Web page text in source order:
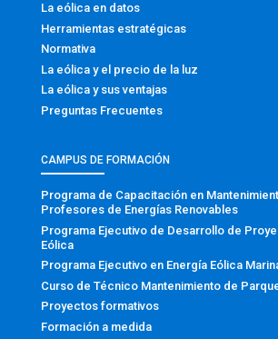
La eólica en datos
Herramientas estratégicas
Normativa
La eólica y el precio de la luz
La eólica y sus ventajas
Preguntas Frecuentes
CAMPUS DE FORMACIÓN
Programa de Capacitación en
Profesores de Energías Renovables
Programa Ejecutivo de Desarrollo de
Eólica
Programa Ejecutivo en Energía Eólica
Curso de Técnico Mantenimiento de
Proyectos formativos
Formación a medida